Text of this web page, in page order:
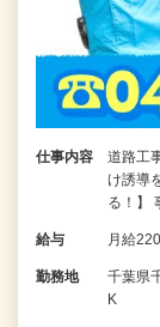
仕事内容
道路工
け誘導
る！】
給与 月給
勤務地
千葉県
K